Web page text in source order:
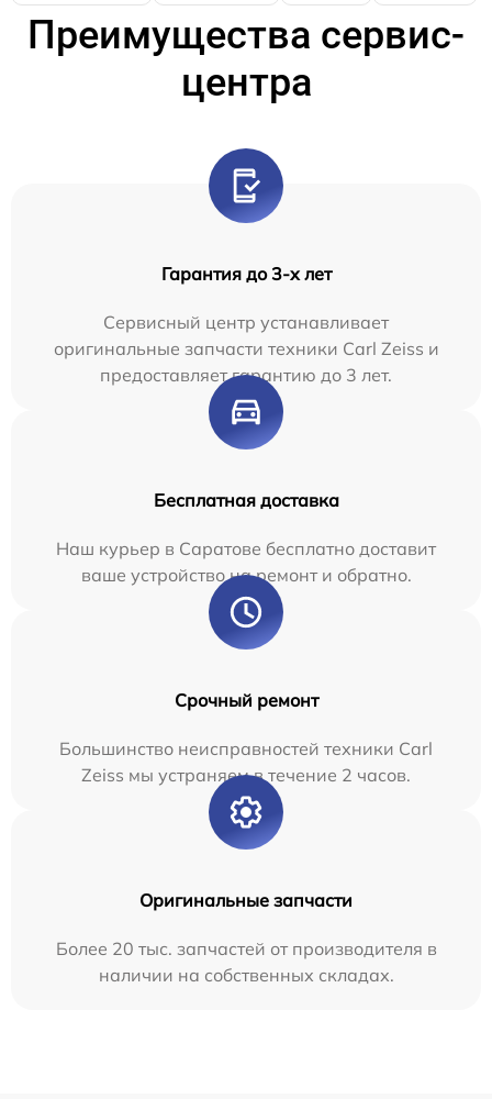
Преимущества сервис-
центра
Гарантия до 3-х лет
Сервисный центр устанавливает
оригинальные запчасти техники Carl Zeiss и
предоставляет гарантию до 3 лет.
Бесплатная доставка
Наш курьер в Саратове бесплатно доставит
ваше устройство на ремонт и обратно.
Срочный ремонт
Большинство неисправностей техники Carl
Zeiss мы устраняем в течение 2 часов.
Оригинальные запчасти
Более 20 тыс. запчастей от производителя в
наличии на собственных складах.